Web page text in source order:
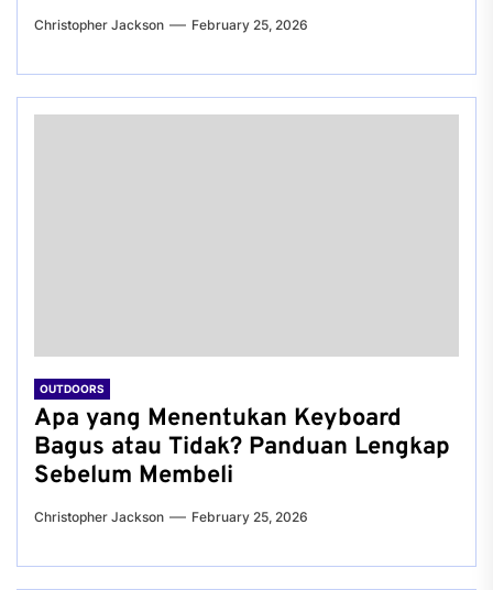
Christopher Jackson February 25, 2026
OUTDOORS
Apa yang Menentukan Keyboard
Bagus atau Tidak? Panduan Lengkap
Sebelum Membeli
Christopher Jackson February 25, 2026